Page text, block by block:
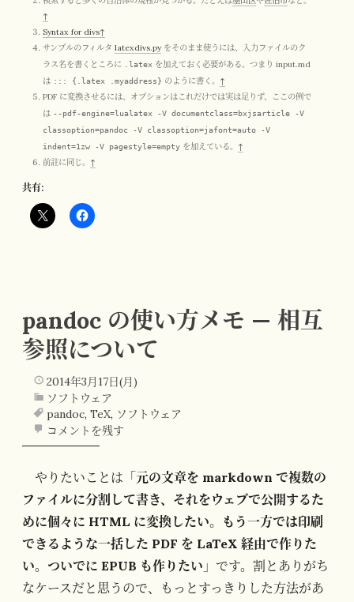
↑
Syntax for divs↑
サンプルのフィルタ latexdivs.pyをそのまま使うには、入力ファイルのク
ラス名を書くところに
.latex を加えておく必要がある。つまり input.md
は ::: {.latex .myaddress} のように書く。 ↑
PDF に変換させるには、オプションはこれだけでは実は足りず、ここの例で
は --pdf-engine=lualatex -V documentclass=bxjsarticle -V
classoption=pandoc -V classoption=jafont=auto -V
indent=1zw -V pagestyle=empty を加えている。 ↑
前註に同じ。 ↑
共有:
pandoc の使い方メモ — 相互
参照について
2014年3月17日(月)
ソフトウェア
pandoc, TeX, ソフトウェア
コメントを残す
やりたいことは「元の文章を markdown で複数の
ファイルに分割して書き、それをウェブで公開するた
めに個々に HTML に変換したい。もう一方では印刷
できるような一括した PDF を LaTeX 経由で作りた
い。ついでに EPUB も作りたい 」です。割とありがち
なケースだと思うので、もっとすっきりした方法があ